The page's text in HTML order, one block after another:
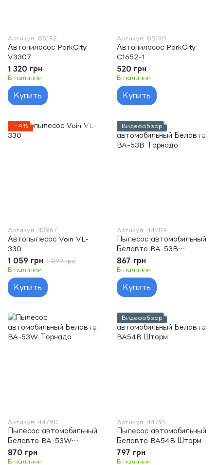
Артикул: 85192
Автопилосос ParkCity
V3307
1 320 грн
В наличии
Купить
Артикул: 85190
Автопилосос ParkCity
C1652-1
520 грн
В наличии
Купить
−4%
Артикул: 43967
Автопылесос Voin VL-
330
1 059 грн 1 099 грн
В наличии
Купить
Видеообзор
Артикул: 44789
Пылесос автомобильный
Белавто BA-53B
Торнадо
867 грн
В наличии
Купить
Артикул: 44790
Пылесос автомобильный
Белавто BA-53W
Торнадо
870 грн
В наличии
Видеообзор
Артикул: 44791
Пылесос автомобильный
Белавто BA54B Шторм
797 грн
В наличии